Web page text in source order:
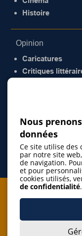
Histoire
Opinion
Caricatures
Critiques
Je
Nous
données
Ce site utilise des
par notre site
de navigation.
et pour
cookies utilisés,
de confidentialité.